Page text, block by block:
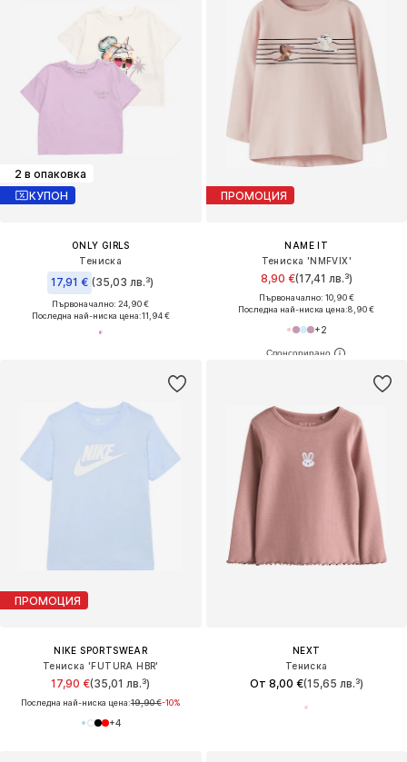
2 в опаковка
КУПОН
ONLY GIRLS
Тениска
17,91 € (35,03 лв.³)
Първоначално: 24,90 €
Последна най-ниска цена:11,94 €
ПРОМОЦИЯ
NAME IT
Тениска 'NMFVIX'
8,90 €(17,41 лв.³)
Първоначално: 10,90 €
Последна най-ниска цена:8,90 €
+2
ПРОМОЦИЯ
NIKE SPORTSWEAR
Тениска 'FUTURA HBR'
17,90 €(35,01 лв.³)
Последна най-ниска цена:19,90 €-10%
+4
NEXT
Тениска
От 8,00 €(15,65 лв.³)